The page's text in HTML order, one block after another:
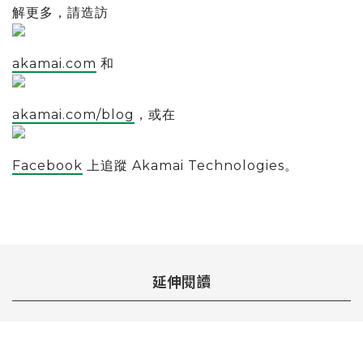
解更多，請造訪
akamai.com 和
akamai.com/blog ，或在
Facebook 上追蹤 Akamai Technologies。
延伸閱讀